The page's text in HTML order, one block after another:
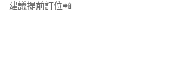
建議提前訂位📲